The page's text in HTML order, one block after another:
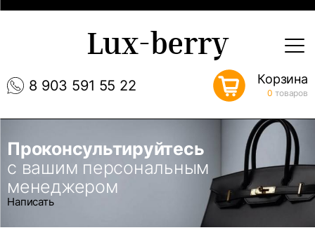
8 903 591 55 22
Lux-berry
Корзина
0 товаров
Проконсультируйтесь
с вашим персональным
менеджером
Написать